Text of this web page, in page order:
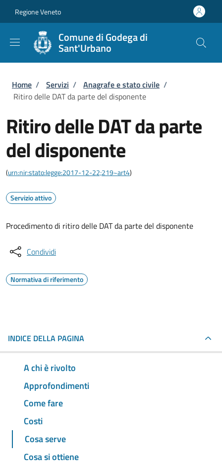
Regione Veneto
Comune di Godega di
Sant'Urbano
Briciole di pane
Home / Servizi / Anagrafe e stato civile /
Ritiro delle DAT da parte del disponente
Ritiro delle DAT da parte
del disponente
(urn:nir:stato:legge:2017-12-22;219~art4)
Servizio attivo
Procedimento di ritiro delle DAT da parte del disponente
Condividi
Normativa di riferimento
INDICE DELLA PAGINA
A chi è rivolto
Approfondimenti
Come fare
Costi
Cosa serve
Cosa si ottiene